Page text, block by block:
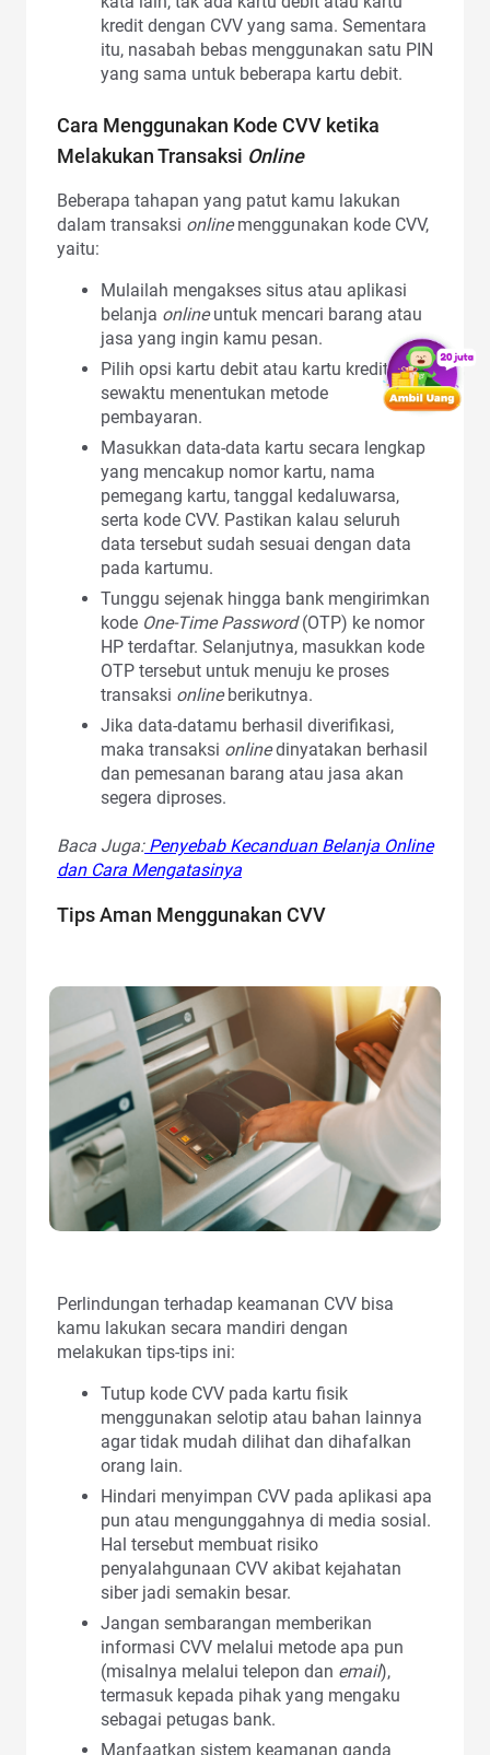
kredit dengan CVV yang sama. Sementara
itu, nasabah bebas menggunakan satu PIN
yang sama untuk beberapa kartu debit.
Cara Menggunakan Kode CVV ketika
Melakukan Transaksi Online
Beberapa tahapan yang patut kamu lakukan
dalam transaksi onlinemenggunakan kode CVV,
yaitu:
Mulailah mengakses situs atau aplikasi
belanja onlineuntuk mencari barang atau
jasa yang ingin kamu pesan.
Pilih opsi kartu debit atau kartu kredit
sewaktu menentukan metode
pembayaran.
Masukkan data-data kartu secara lengkap
yang mencakup nomor kartu, nama
pemegang kartu, tanggal kedaluwarsa,
serta kode CVV. Pastikan kalau seluruh
data tersebut sudah sesuai dengan data
pada kartumu.
Tunggu sejenak hingga bank mengirimkan
kode One-Time Password(OTP) ke nomor
HP terdaftar. Selanjutnya, masukkan kode
OTP tersebut untuk menuju ke proses
transaksi onlineberikutnya.
Jika data-datamu berhasil diverifikasi,
maka transaksi onlinedinyatakan berhasil
dan pemesanan barang atau jasa akan
segera diproses.
Baca Juga: Penyebab Kecanduan Belanja Online
dan Cara Mengatasinya
Tips Aman Menggunakan CVV
Perlindungan terhadap keamanan CVV bisa
kamu lakukan secara mandiri dengan
melakukan tips-tips ini:
Tutup kode CVV pada kartu fisik
menggunakan selotip atau bahan lainnya
agar tidak mudah dilihat dan dihafalkan
orang lain.
Hindari menyimpan CVV pada aplikasi apa
pun atau mengunggahnya di media sosial.
Hal tersebut membuat risiko
penyalahgunaan CVV akibat kejahatan
siber jadi semakin besar.
Jangan sembarangan memberikan
informasi CVV melalui metode apa pun
(misalnya melalui telepon dan email),
termasuk kepada pihak yang mengaku
sebagai petugas bank.
Manfaatkan sistem keamanan ganda